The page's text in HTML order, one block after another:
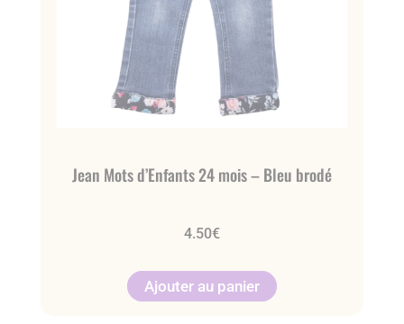
Jean Mots d’Enfants 24 mois – Bleu brodé
4.50€
Ajouter au panier